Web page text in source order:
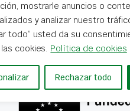
mostrarle anuncios o
y analizar nuestro
todo” usted da su
cookies. Política de cookies
Rechazar todo